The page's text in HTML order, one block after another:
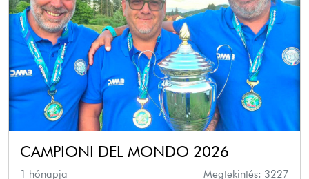
CAMPIONI DEL MONDO 2026
1 hónapja Megtekintés: 3227